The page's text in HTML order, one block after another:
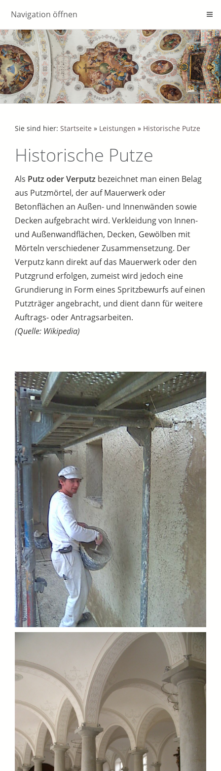
Navigation öffnen
Sie sind hier: Startseite » Leistungen » Historische Putze
Historische Putze
Als Putz oder Verputz bezeichnet man einen Belag
aus Putzmörtel, der auf Mauerwerk oder
Betonflächen an Außen- und Innenwänden sowie
Decken aufgebracht wird. Verkleidung von Innen-
und Außenwandflächen, Decken, Gewölben mit
Mörteln verschiedener Zusammensetzung. Der
Verputz kann direkt auf das Mauerwerk oder den
Putzgrund erfolgen, zumeist wird jedoch eine
Grundierung in Form eines Spritzbewurfs auf einen
Putzträger angebracht, und dient dann für weitere
Auftrags- oder Antragsarbeiten.
(Quelle: Wikipedia)